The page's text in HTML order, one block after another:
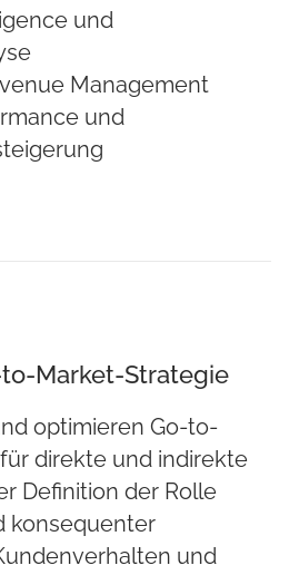
und
Management
und
Market-Strategie
optimieren Go-to-
direkte und indirekte
Definition der Rolle
konsequenter
und